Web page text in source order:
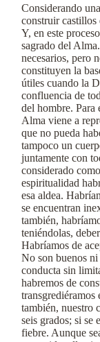
Considerando
construir castillos
Y, en este
sagrado del
necesarios, pero
constituyen la
útiles cuando la
confluencia de
del hombre. Para
Alma viene a
que no pueda
tampoco un
juntamente con
considerado
espiritualidad
esa aldea.
se encuentran
también,
teniéndolas,
Habríamos de
No son buenos
conducta sin
habremos de
transgrediéramos
también, nuestro
seis grados; si se
fiebre. Aunque